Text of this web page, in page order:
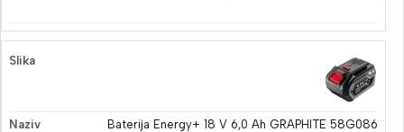
Baterija Energy+ 18 V 6,0 Ah GRAPHITE 58G086